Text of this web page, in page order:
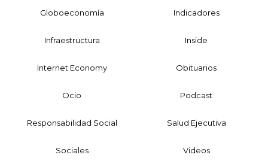
Globoeconomía Indicadores
Infraestructura Inside
Internet Economy Obituarios
Ocio Podcast
Responsabilidad Social Salud Ejecutiva
Sociales Videos